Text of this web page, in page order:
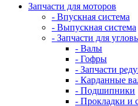
Запчасти для моторов
- Впускная система
- Выпускная система
- Запчасти для
- Валы
- Гофры
- Запчасти
- Карданные
- Подшипники
- Прокладки и